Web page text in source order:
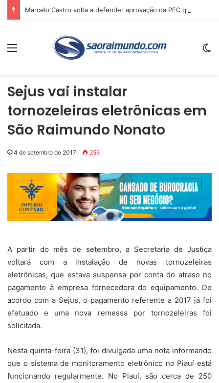
Menu
Sejus vai instalar
tornozeleiras eletrônicas em
São Raimundo Nonato
4 de setembro de 2017 256
A partir do mês de setembro, a Secretaria de Justiça
voltará com a instalação de novas tornozeleiras
eletrônicas, que estava suspensa por conta do atraso no
pagamento à empresa fornecedora do equipamento. De
acordo com a Sejus, o pagamento referente a 2017 já foi
efetuado e uma nova remessa por tornozeleiras foi
solicitada.
Nesta quinta-feira (31), foi divulgada uma nota informando
que o sistema de monitoramento eletrônico no Piauí está
funcionando regularmente. No Piauí, são cerca de 250